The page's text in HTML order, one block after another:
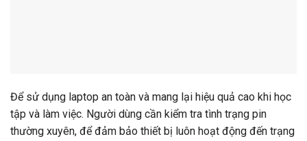
Để sử dụng laptop an toàn và mang lại hiệu quả cao khi học
tập và làm việc. Người dùng cần kiểm tra tình trạng pin
thường xuyên, để đảm bảo thiết bị luôn hoạt động đến trạng